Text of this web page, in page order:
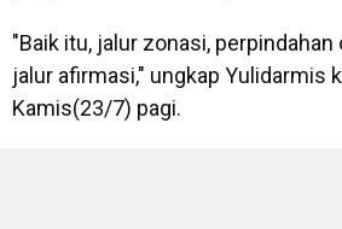
"Baik itu, jalur zonasi, perpindahan
jalur afirmasi," ungkap Yulidarmis
Kamis(23/7) pagi.